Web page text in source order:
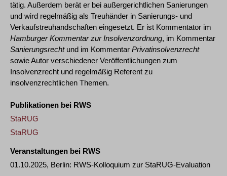
tätig. Außerdem berät er bei außergerichtlichen Sanierungen
und wird regelmäßig als Treuhänder in Sanierungs- und
Verkaufstreuhandschaften eingesetzt. Er ist Kommentator im
Hamburger Kommentar zur Insolvenzordnung, im Kommentar
Sanierungsrechtund im Kommentar Privatinsolvenzrecht
sowie Autor verschiedener Veröffentlichungen zum
Insolvenzrecht und regelmäßig Referent zu
insolvenzrechtlichen Themen.
Publikationen bei RWS
StaRUG
StaRUG
Veranstaltungen bei RWS
01.10.2025, Berlin: RWS-Kolloquium zur StaRUG-Evaluation